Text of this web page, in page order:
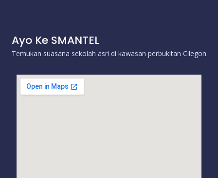
Ayo Ke SMANTEL
Temukan suasana sekolah asri di kawasan perbukitan Cilegon